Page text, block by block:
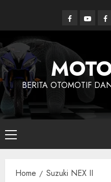
content
Facebook
Youtube
BERITA OTOMOTIF
Primary
Menu
Home Suzuki NEX II